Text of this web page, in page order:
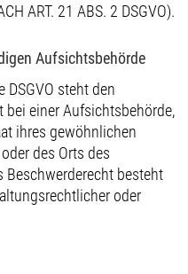
ART. 21 ABS. 2 DSGVO).
Aufsichts­behörde
DSGVO steht den
bei einer Aufsichtsbehörde,
ihres gewöhnlichen
des Orts des
Beschwerderecht besteht
oder